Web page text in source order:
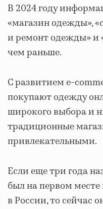
В 2024 году
«магазин одежды»,
и ремонт одежды» и
чем раньше.
С развитием e-
покупают одежду
широкого выбора и
традиционные
привлекательными.
Если еще три года
был на первом месте
в России, то сейчас